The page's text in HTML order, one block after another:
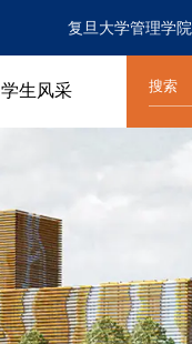
复旦大学管理学院
学生风采